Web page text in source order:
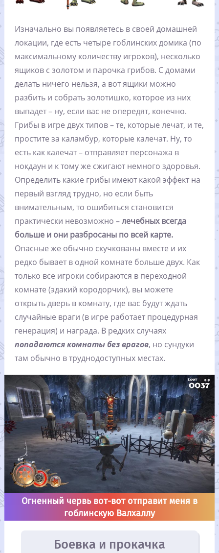
Изначально вы появляетесь в своей домашней
локации, где есть четыре гоблинских домика (по
максимальному количеству игроков), несколько
ящиков с золотом и парочка грибов. С домами
делать ничего нельзя, а вот ящики можно
разбить и собрать золотишко, которое из них
выпадет – ну, если вас не опередят, конечно.
Грибы в игре двух типов – те, которые лечат, и те,
простите за каламбур, которые калечат. Ну, то
есть как калечат – отправляет персонажа в
нокдаун и к тому же сжигают немного здоровья.
Определить какие грибы имеют какой эффект на
первый взгляд трудно, но если быть
внимательным, то ошибиться становится
практически невозможно –лечебных всегда
больше и они разбросаны по всей карте.
Опасные же обычно скучкованы вместе и их
редко бывает в одной комнате больше двух. Как
только все игроки собираются в переходной
комнате (эдакий кородорчик), вы можете
открыть дверь в комнату, где вас будут ждать
случайные враги (в игре работает процедурная
генерация) и награда. В редких случаях
попадаются комнаты без врагов, но сундуки
там обычно в труднодоступных местах.
Огненный червь вот-вот отправит меня в
гоблинскую Валхаллу
Боевка и прокачка